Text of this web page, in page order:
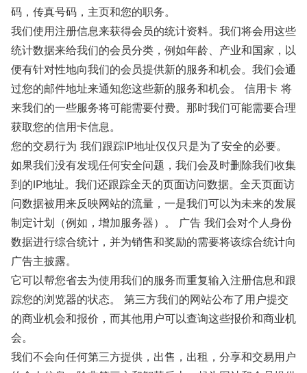
码，传真号码，主页和您的职务。
我们使用注册信息来获得会员的统计资料。我们将会用这些
统计数据来给我们的会员分类，例如年龄、产业和国家，以
便有针对性地向我们的会员提供新的服务和机会。我们会通
过您的邮件地址来通知您这些新的服务和机会。 信用卡 将
来我们的一些服务将可能需要付费。那时我们可能需要合理
获取您的信用卡信息。
您的交易行为 我们跟踪IP地址仅仅只是为了安全的必要。
如果我们没有发现任何安全问题，我们会及时删除我们收集
到的IP地址。我们还跟踪全天的页面访问数据。全天页面访
问数据被用来反映网站的流量，一是我们可以为未来的发展
制定计划（例如，增加服务器）。 广告 我们会对个人身份
数据进行综合统计，并为销售和奖励的需要将该综合统计向
广告主披露。
它可以帮您省去为使用我们的服务而重复输入注册信息和跟
踪您的浏览器的状态。 第三方我们的网站公布了用户提交
的商业机会和报价，而其他用户可以查询这些报价和商业机
会。
我们不会向任何第三方提供，出售，出租，分享和交易用户